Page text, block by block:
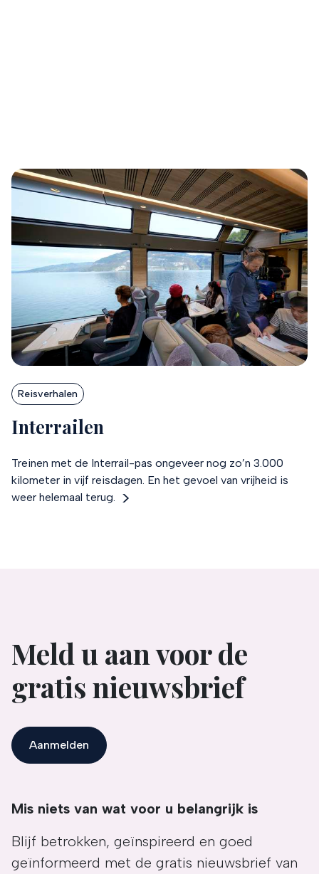
Reisverhalen
Interrailen
Treinen met de Interrail-pas ongeveer nog zo’n 3.000
kilometer in vijf reisdagen. En het gevoel van vrijheid is
weer helemaal terug.
Meld u aan voor de
gratis nieuwsbrief
Aanmelden
Mis niets van wat voor u belangrijk is
Blijf betrokken, geïnspireerd en goed
geïnformeerd met de gratis nieuwsbrief van